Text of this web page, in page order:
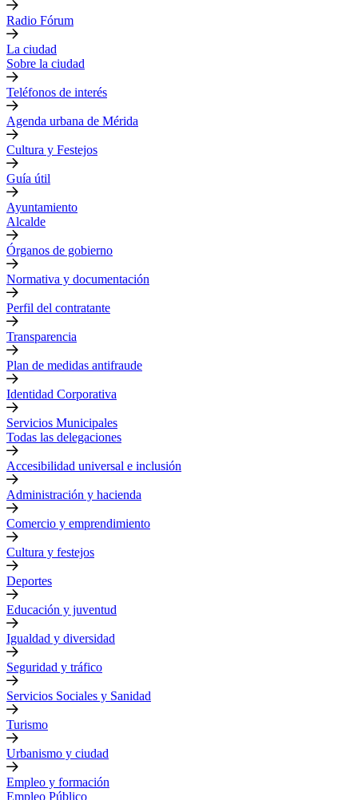
Radio Fórum
La ciudad
Sobre la ciudad
Teléfonos de interés
Agenda urbana de Mérida
Cultura y Festejos
Guía útil
Ayuntamiento
Alcalde
Órganos de gobierno
Normativa y documentación
Perfil del contratante
Transparencia
Plan de medidas antifraude
Identidad Corporativa
Servicios Municipales
Todas las delegaciones
Accesibilidad universal e inclusión
Administración y hacienda
Comercio y emprendimiento
Cultura y festejos
Deportes
Educación y juventud
Igualdad y diversidad
Seguridad y tráfico
Servicios Sociales y Sanidad
Turismo
Urbanismo y ciudad
Empleo y formación
Empleo Público